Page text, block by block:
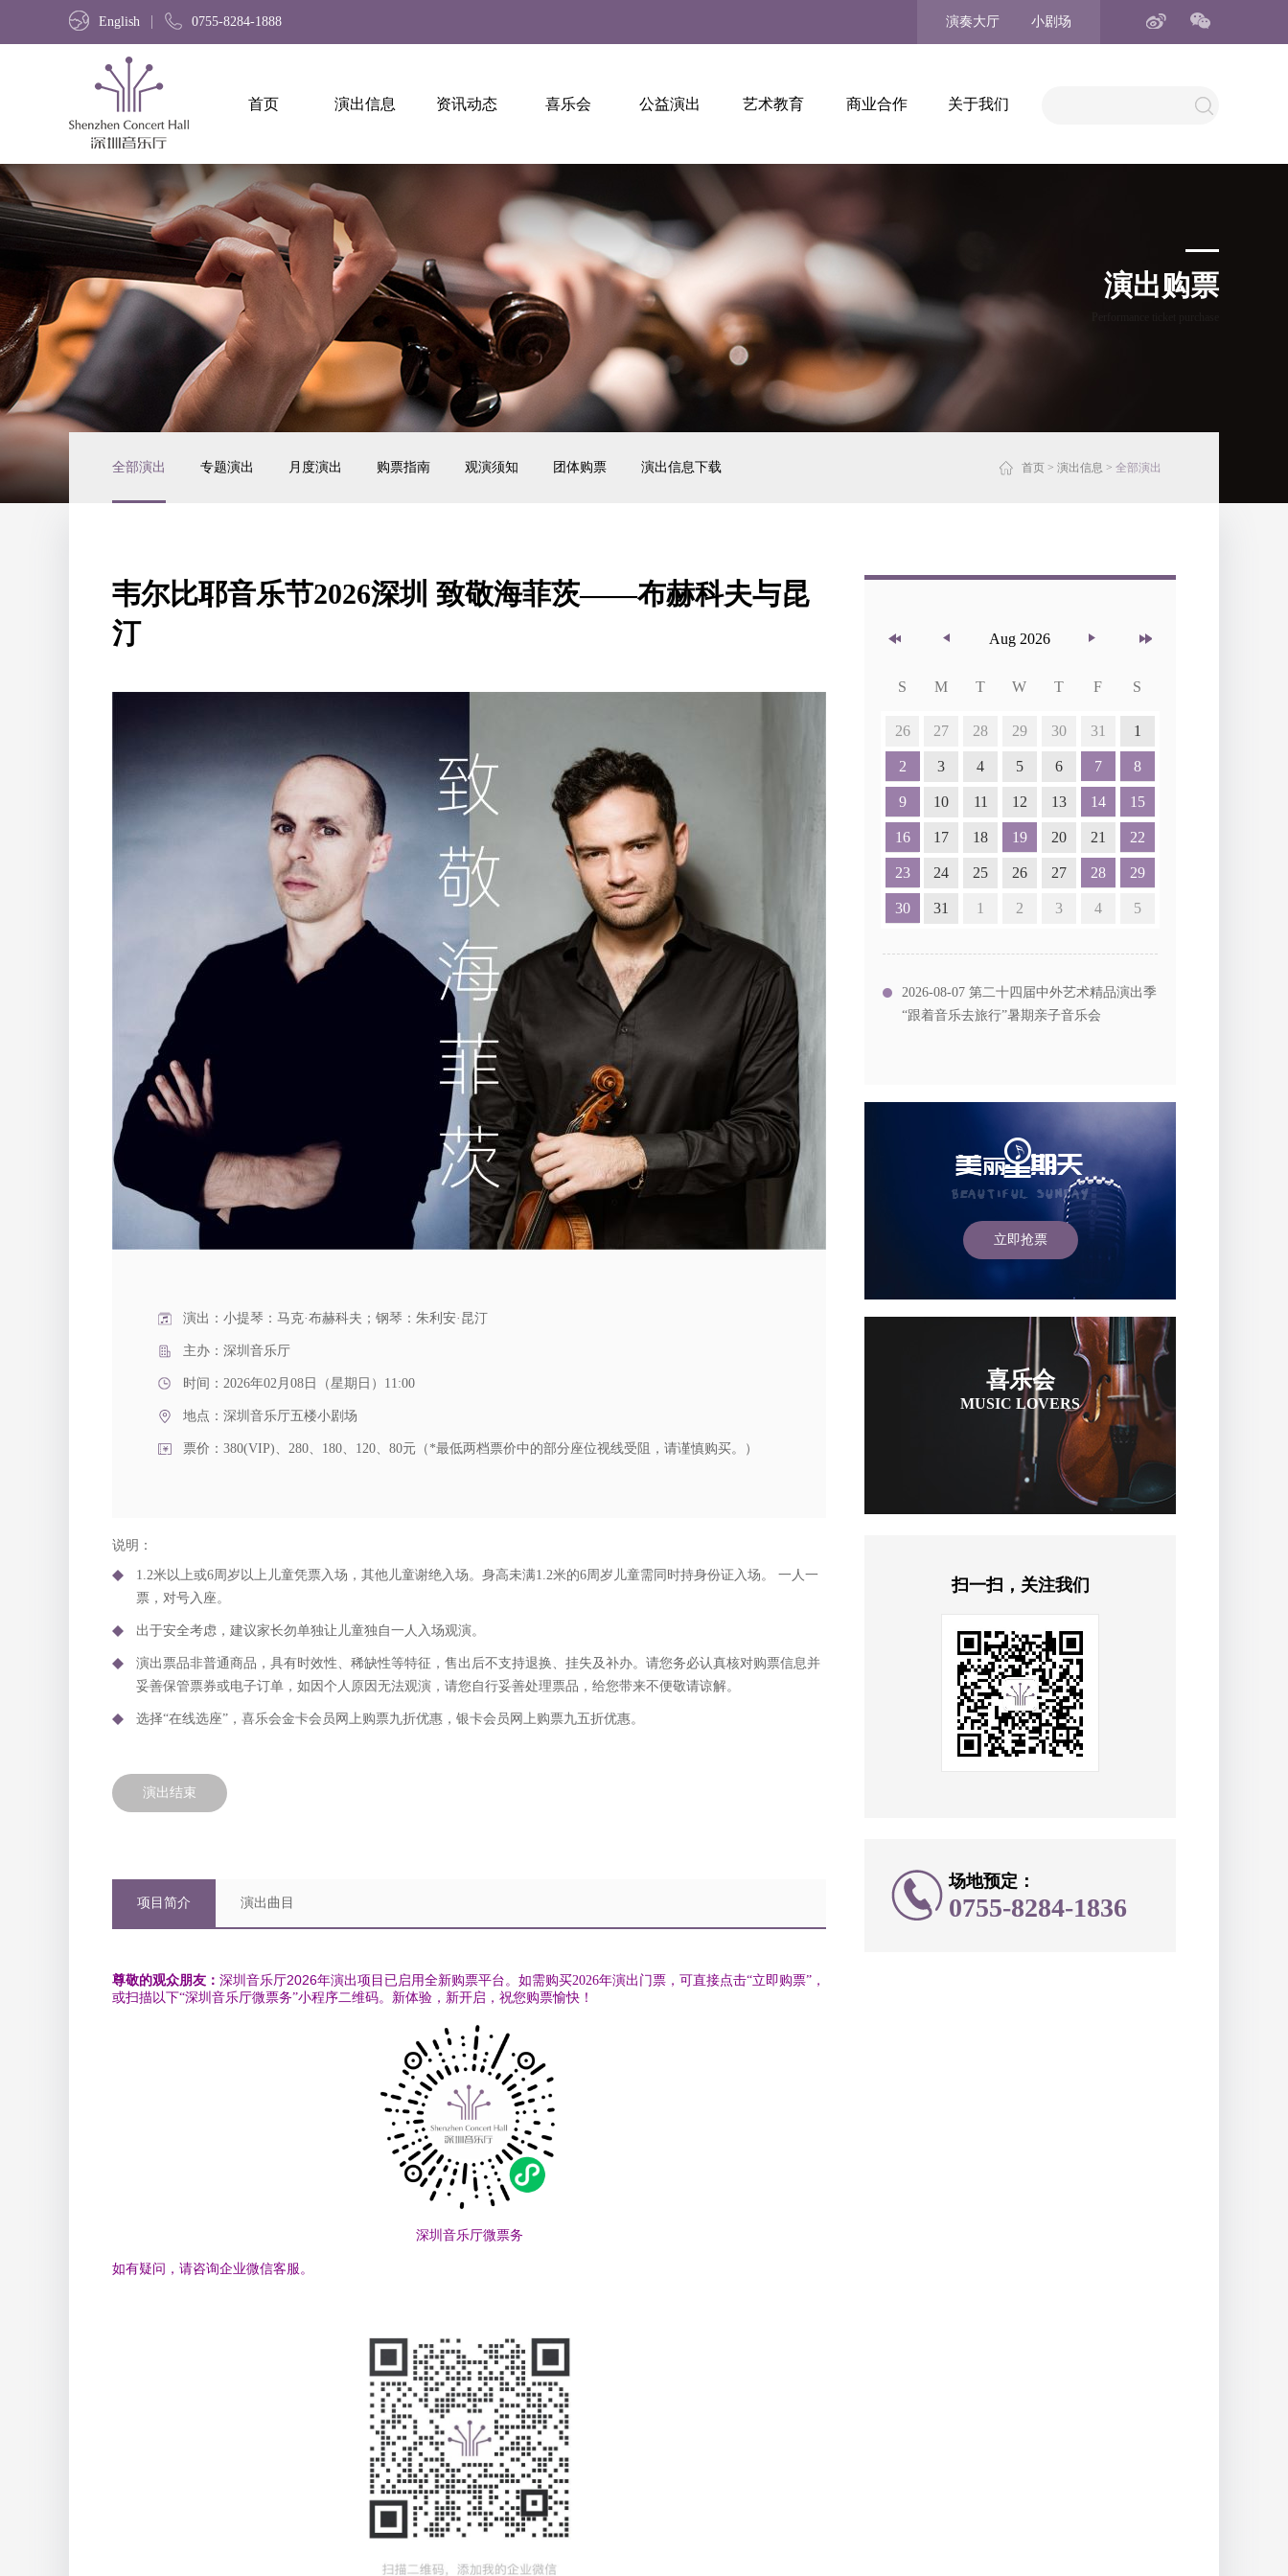
English 0755-8284-1888 演奏大厅 小剧场
首页 演出信息 资讯动态 喜乐会 公益演出 艺术教育 商业合作 关于我们
演出购票
全部演出 专题演出 月度演出 购票指南 观演须知 团体购票 演出信息下载 首页 > 演出信息 > 全部演出
韦尔比耶音乐节2026深圳 致敬海菲茨——布赫科夫与昆
汀
演出：小提琴：马克·布赫科夫；钢琴：朱利安·昆汀
主办：深圳音乐厅
时间：2026年02月08日（星期日）11:00
地点： 深圳音乐厅五楼小剧场
票价：380(VIP)、280、180、120、80元（*最低两档票价中的部分座位视线受阻，请谨慎购买。）
说明：
1.2米以上或6周岁以上儿童凭票入场，其他儿童谢绝入场。身高未满1.2米的6周岁儿童需同时持身份证入场。 一人一
票，对号入座。
出于安全考虑，建议家长勿单独让儿童独自一人入场观演。
演出票品非普通商品，具有时效性、稀缺性等特征，售出后不支持退换、挂失及补办。请您务必认真核对购票信息并
妥善保管票券或电子订单，如因个人原因无法观演，请您自行妥善处理票品，给您带来不便敬请谅解。
选择“在线选座”，喜乐会金卡会员网上购票九折优惠，银卡会员网上购票九五折优惠。
演出结束
项目简介 演出曲目
尊敬的观众朋友： 深圳音乐厅2026年演出项目已启用全新购票平台。 如需购买2026年演出门票，可直接点击“立即购票”，
或扫描以下“深圳音乐厅微票务”小程序二维码。新体验，新开启，祝您购票愉快！
深圳音乐厅微票务
如有疑问，请咨询企业微信客服。
Aug 2026
S M T W T F S
26 27 28 29 30 31 1
2 3 4 5 6 7 8
9 10 11 12 13 14 15
16 17 18 19 20 21 22
23 24 25 26 27 28 29
30 31 1 2 3 4 5
2026-08-07 第二十四届中外艺术精品演出季
“跟着音乐去旅行”暑期亲子音乐会
立即抢票
喜乐会
MUSIC LOVERS
扫一扫，关注我们
场地预定：
0755-8284-1836